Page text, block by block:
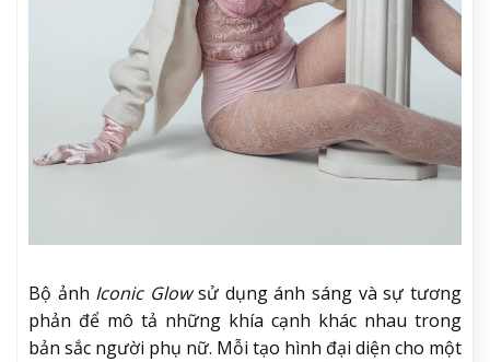
Bộ ảnh Iconic Glowsử dụng ánh sáng và sự tương
phản để mô tả những khía cạnh khác nhau trong
bản sắc người phụ nữ. Mỗi tạo hình đại diện cho một